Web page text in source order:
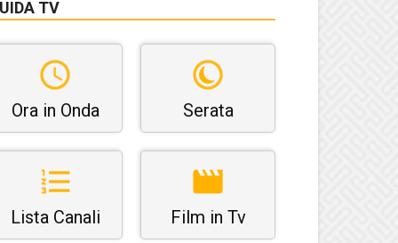
TV
Ora in Onda Serata
Lista Canali Film in Tv